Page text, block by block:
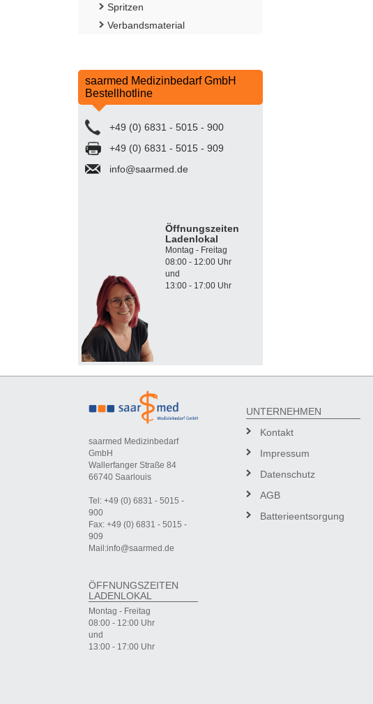
Spritzen
Verbandsmaterial
saarmed Medizinbedarf GmbH
Bestellhotline
+49 (0) 6831 - 5015 - 900
+49 (0) 6831 - 5015 - 909
info@saarmed.de
Öffnungszeiten
Ladenlokal
Montag - Freitag
08:00 - 12:00 Uhr
und
13:00 - 17:00 Uhr
saarmed Medizinbedarf
GmbH
Wallerfanger Straße 84
66740 Saarlouis
Tel: +49 (0) 6831 - 5015 -
900
Fax: +49 (0) 6831 - 5015 -
909
Mail:info@saarmed.de
ÖFFNUNGSZEITEN
LADENLOKAL
Montag - Freitag
08:00 - 12:00 Uhr
und
13:00 - 17:00 Uhr
UNTERNEHMEN
Kontakt
Impressum
Datenschutz
AGB
Batterieentsorgung